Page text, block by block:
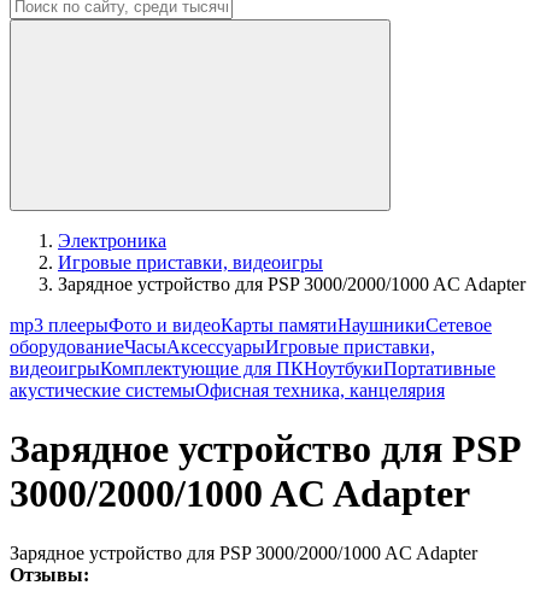
Электроника
Игровые приставки, видеоигры
Зарядное устройство для PSP 3000/2000/1000 AC Adapter
mp3 плеерыФото и видеоКарты памятиНаушникиСетевое
оборудованиеЧасыАксессуарыИгровые приставки,
видеоигрыКомплектующие для ПКНоутбукиПортативные
акустические системыОфисная техника, канцелярия
Зарядное устройство для PSP
3000/2000/1000 AC Adapter
Зарядное устройство для PSP 3000/2000/1000 AC Adapter
Отзывы: